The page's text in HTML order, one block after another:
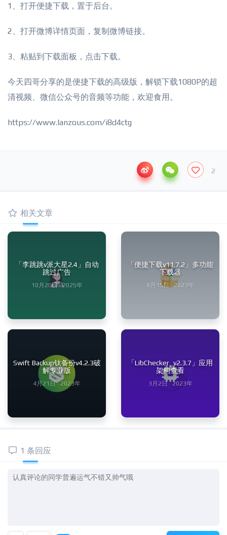
1、打开便捷下载，置于后台。
2、打开微博详情页面，复制微博链接。
3、粘贴到下载面板，点击下载。
今天四哥分享的是便捷下载的高级版，解锁下载1080P的超
清视频、微信公众号的音频等功能，欢迎食用。
https://www.lanzous.com/i8d4ctg
2
相关文章
「李跳跳v派大星2.4」自动
跳过广告
10月20日 · 2025年
「便捷下载v11.7.2」多功能
下载器
8月15日 · 2023年
Swift Backup钛备份v4.2.3破
解专业版
4月21日 · 2023年
「LibChecker_v2.3.7」应用
架构查看
3月2日 · 2023年
1 条回应